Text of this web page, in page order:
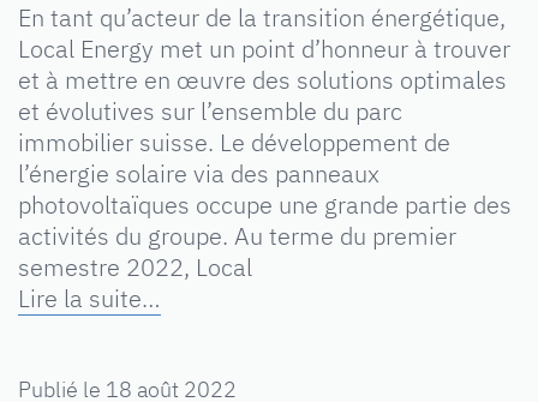
En tant qu’acteur de la transition énergétique,
Local Energy met un point d’honneur à trouver
et à mettre en œuvre des solutions optimales
et évolutives sur l’ensemble du parc
immobilier suisse. Le développement de
l’énergie solaire via des panneaux
photovoltaïques occupe une grande partie des
activités du groupe. Au terme du premier
semestre 2022, Local
Lire la suite…
Publié le 18 août 2022